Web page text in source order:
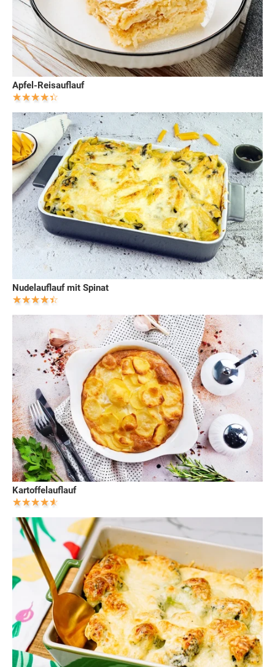
Apfel-Reisauflauf
Nudelauflauf mit Spinat
Kartoffelauflauf